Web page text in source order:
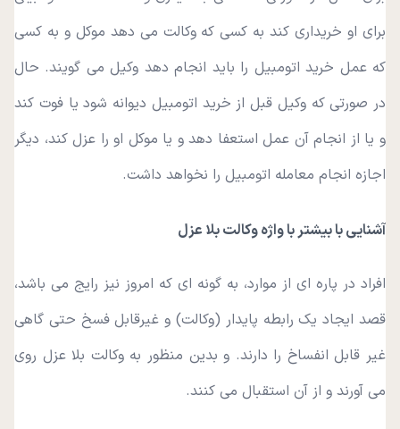
برای او خریداری کند به کسی که وکالت می‌ دهد موکل و به کسی
که عمل خرید اتومبیل را باید انجام دهد وکیل می‌ گویند. حال
در صورتی که وکیل قبل از خرید اتومبیل دیوانه شود یا فوت کند
و یا از انجام آن عمل استعفا دهد و یا موکل او را عزل کند، دیگر
اجازه انجام معامله اتومبیل را نخواهد داشت.
آشنایی با بیشتر با واژه وکالت بلا عزل
افراد در پاره‌ ای از موارد، به‌ گونه‌ ای که امروز نیز رایج می باشد،
قصد ایجاد یک رابطه پایدار (وکالت) و غیرقابل فسخ حتی گاهی
غیر قابل انفساخ را دارند. و بدین منظور به وکالت بلا عزل روی
می‌ آورند و از آن استقبال می‌ کنند.